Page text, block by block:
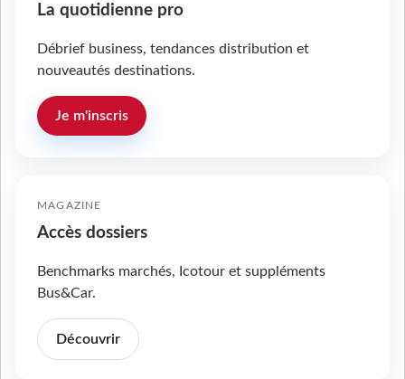
La quotidienne pro
Débrief business, tendances distribution et
nouveautés destinations.
Je m'inscris
MAGAZINE
Accès dossiers
Benchmarks marchés, Icotour et suppléments
Bus&Car.
Découvrir